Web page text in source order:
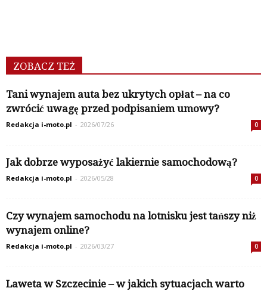
ZOBACZ TEŻ
Tani wynajem auta bez ukrytych opłat – na co
zwrócić uwagę przed podpisaniem umowy?
Redakcja i-moto.pl - 2026/07/26 0
Jak dobrze wyposażyć lakiernie samochodową?
Redakcja i-moto.pl - 2026/05/28 0
Czy wynajem samochodu na lotnisku jest tańszy niż
wynajem online?
Redakcja i-moto.pl - 2026/03/27 0
Laweta w Szczecinie – w jakich sytuacjach warto